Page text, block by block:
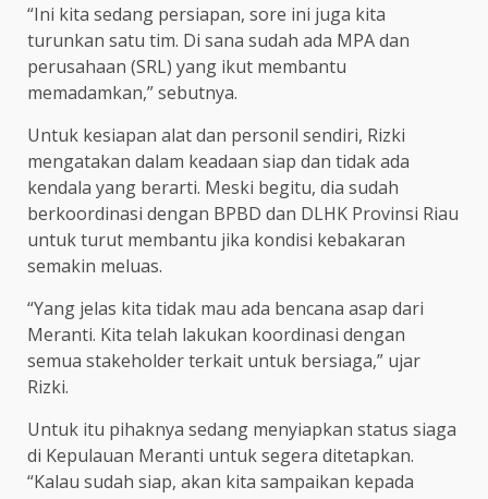
“Ini kita sedang persiapan, sore ini juga kita
turunkan satu tim. Di sana sudah ada MPA dan
perusahaan (SRL) yang ikut membantu
memadamkan,” sebutnya.
Untuk kesiapan alat dan personil sendiri, Rizki
mengatakan dalam keadaan siap dan tidak ada
kendala yang berarti. Meski begitu, dia sudah
berkoordinasi dengan BPBD dan DLHK Provinsi Riau
untuk turut membantu jika kondisi kebakaran
semakin meluas.
“Yang jelas kita tidak mau ada bencana asap dari
Meranti. Kita telah lakukan koordinasi dengan
semua stakeholder terkait untuk bersiaga,” ujar
Rizki.
Untuk itu pihaknya sedang menyiapkan status siaga
di Kepulauan Meranti untuk segera ditetapkan.
“Kalau sudah siap, akan kita sampaikan kepada